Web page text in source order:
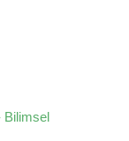
Bilimsel